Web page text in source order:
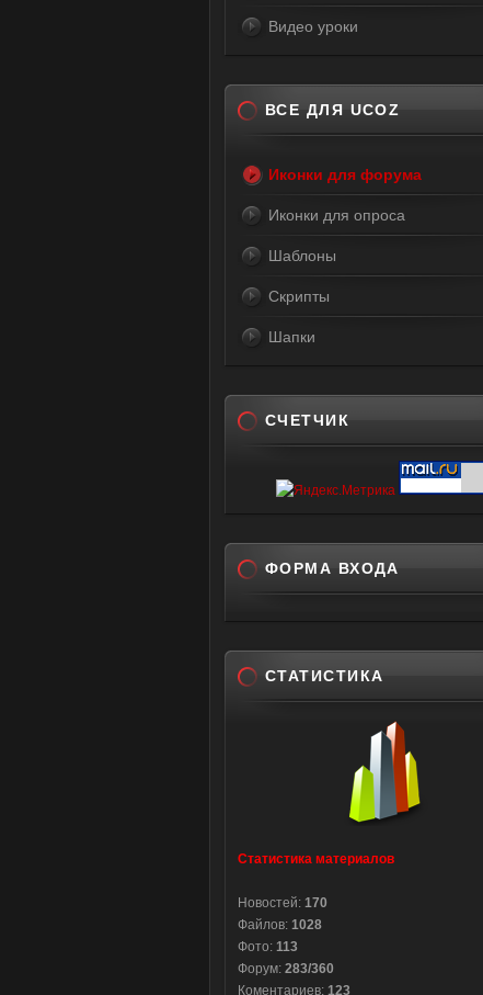
Видео уроки
ВСЕ ДЛЯ UCOZ
Иконки для форума
Иконки для опроса
Шаблоны
Скрипты
Шапки
СЧЕТЧИК
ФОРМА ВХОДА
СТАТИСТИКА
Статистика материалов
Новостей: 170
Файлов: 1028
Фото: 113
Форум: 283/360
Коментариев: 123